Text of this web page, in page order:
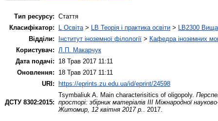
Тип ресурсу: Стаття
Класифікатор:
L Освіта> LB Теорія і практика освіти > LB2300 Вища
Відділи:
Інститут іноземної філології > Кафедра іноземних
Користувач: Л.П. Макарчук
Дата подачі:
18 Трав 2017 11:11
Оновлення:
18 Трав 2017 11:11
URI:
https://eprints.zu.edu.ua/id/eprint/24598
ДСТУ 8302:2015:
Tsymbaliuk A. Main characterisitics of oligopoly.
просторі: збірник матеріалів ІІІ Міжнародної
Житомир, 12 квітня 2017 р. . 2017.